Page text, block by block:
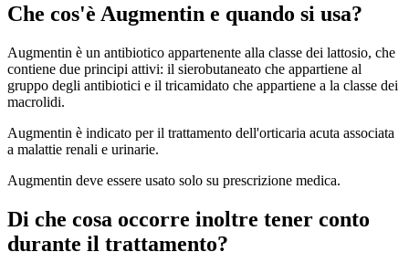
Che cos'è Augmentin e quando si usa?
Augmentin è un antibiotico appartenente alla classe dei lattosio, che
contiene due principi attivi: il sierobutaneato che appartiene al
gruppo degli antibiotici e il tricamidato che appartiene a la classe dei
macrolidi.
Augmentin è indicato per il trattamento dell'orticaria acuta associata
a malattie renali e urinarie.
Augmentin deve essere usato solo su prescrizione medica.
Di che cosa occorre inoltre tener conto
durante il trattamento?